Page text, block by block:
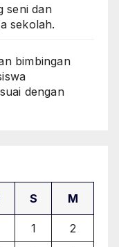
seni dan
sekolah.
bimbingan
dengan
S M
1
2